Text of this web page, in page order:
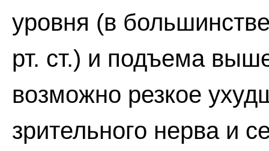
уровня (в
рт. ст.) и подъема
возможно резкое
зрительного нерва и